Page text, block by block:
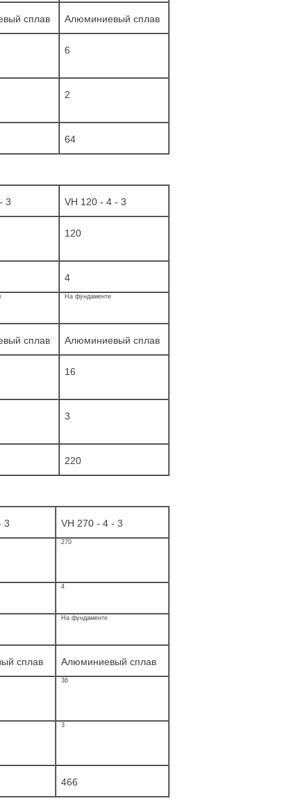
сплав Алюминиевый сплав
6
2
64
3 VH 120 - 4 - 3
120
4
На фундаменте
сплав Алюминиевый сплав
16
3
220
3 VH 270 - 4 - 3
270
4
На фундаменте
сплав Алюминиевый сплав
36
3
466